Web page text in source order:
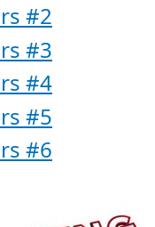
#2
#3
#4
#5
#6